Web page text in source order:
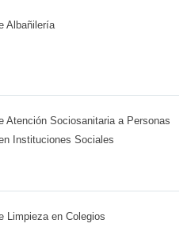
Albañilería
Atención Sociosanitaria a Personas
Instituciones Sociales
Limpieza en Colegios